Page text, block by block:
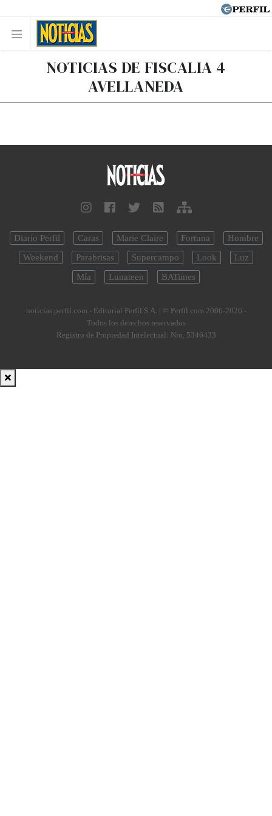
NOTICIAS DE FISCALIA 4
AVELLANEDA
Diario Perfil Caras Marie Claire Fortuna
Hombre
Weekend
Parabrisas Supercampo Look
Luz
Mía
Lunateen BATimes
noticias.perfil.com - Editorial Perfil S.A. | © Perfil.com 2006-2026 -
Todos los derechos reservados
Registro de Propiedad Intelectual: Nro. 5346433